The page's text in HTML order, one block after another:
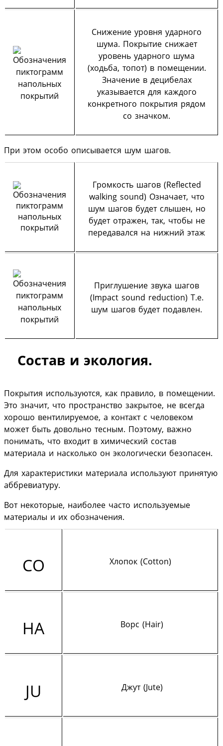
Снижение уровня ударного
шума. Покрытие снижает
уровень ударного шума
(ходьба, топот) в помещении.
Значение в децибелах
указывается для каждого
конкретного покрытия рядом
со значком.
При этом особо описывается шум шагов.
Громкость шагов (Reflected
walking sound) Означает, что
шум шагов будет слышен, но
будет отражен, так, чтобы не
передавался на нижний этаж
Приглушение звука шагов
(Impact sound reduction) Т.е.
шум шагов будет подавлен.
Состав и экология.
Покрытия используются, как правило, в помещении.
Это значит, что пространство закрытое, не всегда
хорошо вентилируемое, а контакт с человеком
может быть довольно тесным. Поэтому, важно
понимать, что входит в химический состав
материала и насколько он экологически безопасен.
Для характеристики материала используют принятую
аббревиатуру.
Вот некоторые, наиболее часто используемые
материалы и их обозначения.
CO Хлопок (Cotton)
HA Ворс (Hair)
JU Джут (Jute)